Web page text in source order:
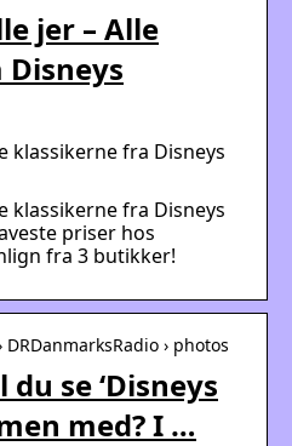
jer – Alle
klassikerne fra Disneys
klassikerne fra Disneys
priser hos
fra 3 butikker!
› photos
du se ‘Disneys
med? I …